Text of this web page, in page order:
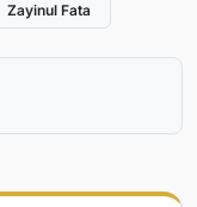
Zayinul Fata